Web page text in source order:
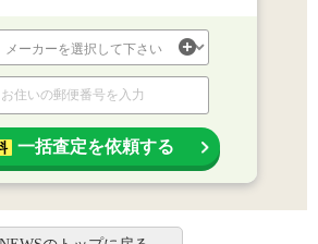
一括査定を依頼する